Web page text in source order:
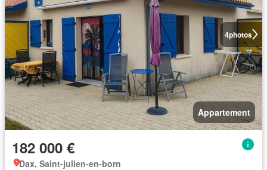
4photos
Appartement
182 000 €
Dax, Saint-julien-en-born